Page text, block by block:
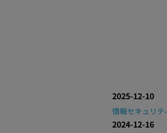
2025-12-10
情報セキュリテ
2024-12-16